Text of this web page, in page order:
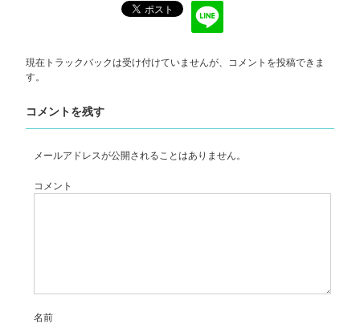
現在トラックバックは受け付けていませんが、 コメントを投稿できま
す。
コメントを残す
メールアドレスが公開されることはありません。
コメント
名前